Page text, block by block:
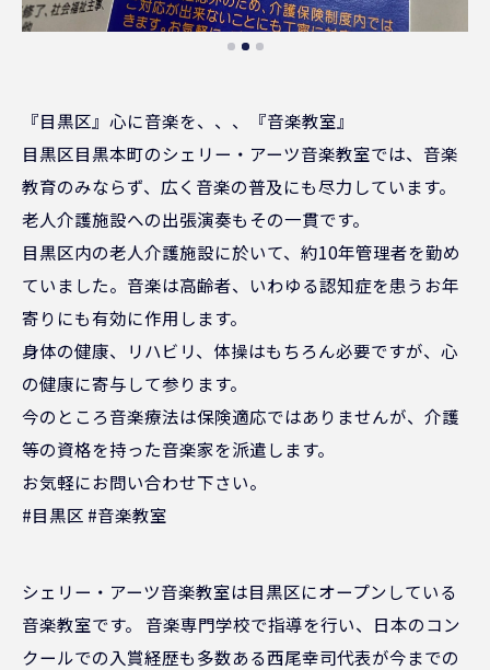
『目黒区』心に音楽を、、、『音楽教室』
目黒区目黒本町のシェリー・アーツ音楽教室では、音楽
教育のみならず、広く音楽の普及にも尽力しています。
老人介護施設への出張演奏もその一貫です。
目黒区内の老人介護施設に於いて、約10年管理者を勤め
ていました。音楽は高齢者、いわゆる認知症を患うお年
寄りにも有効に作用します。
身体の健康、リハビリ、体操はもちろん必要ですが、心
の健康に寄与して参ります。
今のところ音楽療法は保険適応ではありませんが、介護
等の資格を持った音楽家を派遣します。
お気軽にお問い合わせ下さい。
#目黒区 #音楽教室
シェリー・アーツ音楽教室は目黒区にオープンしている
音楽教室です。 音楽専門学校で指導を行い、日本のコン
クールでの入賞経歴も多数ある西尾幸司代表が今までの